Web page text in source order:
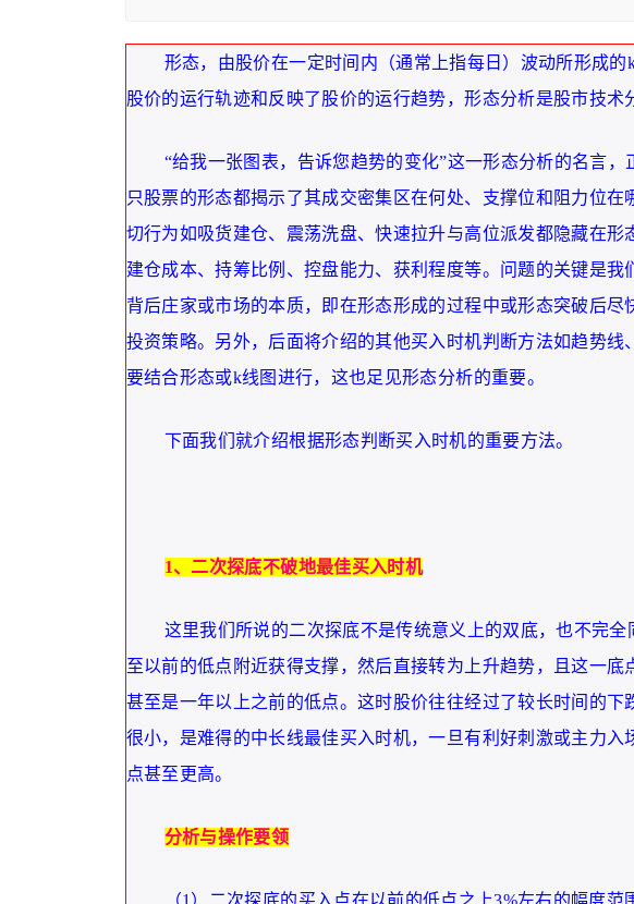
形态，由股价在一定时间内（通常上指每日）波动所形成
股价的运行轨迹和反映了股价的运行趋势，形态分析是股市技术
“给我一张图表，告诉您趋势的变化”这一形态分析的名言
只股票的形态都揭示了其成交密集区在何处、支撑位和阻力位
切行为如吸货建仓、震荡洗盘、快速拉升与高位派发都隐藏在
建仓成本、持筹比例、控盘能力、获利程度等。问题的关键是
背后庄家或市场的本质，即在形态形成的过程中或形态突破后
投资策略。另外，后面将介绍的其他买入时机判断方法如趋势
要结合形态或k线图进行，这也足见形态分析的重要。
下面我们就介绍根据形态判断买入时机的重要方法。
1、二次探底不破地最佳买入时机
这里我们所说的二次探底不是传统意义上的双底，也不完
至以前的低点附近获得支撑，然后直接转为上升趋势，且这一
甚至是一年以上之前的低点。这时股价往往经过了较长时间的
很小，是难得的中长线最佳买入时机，一旦有利好刺激或主力
点甚至更高。
分析与操作要领
（1）二次探底的买入点在以前的低点之上3%左右的幅度